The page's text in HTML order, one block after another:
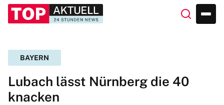
BAYERN
Lubach lässt Nürnberg die 40
knacken